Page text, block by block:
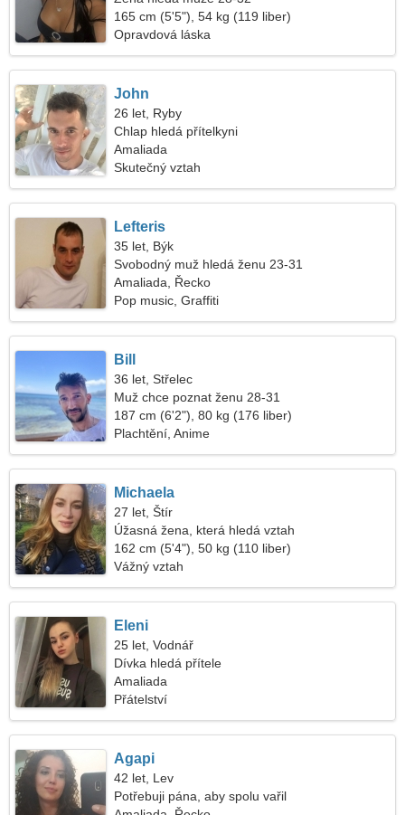
165 cm (5'5"), 54 kg (119 liber)
Opravdová láska
John
26 let, Ryby
Chlap hledá přítelkyni
Amaliada
Skutečný vztah
Lefteris
35 let, Býk
Svobodný muž hledá ženu 23-31
Amaliada, Řecko
Pop music, Graffiti
Bill
36 let, Střelec
Muž chce poznat ženu 28-31
187 cm (6'2"), 80 kg (176 liber)
Plachtění, Anime
Michaela
27 let, Štír
Úžasná žena, která hledá vztah
162 cm (5'4"), 50 kg (110 liber)
Vážný vztah
Eleni
25 let, Vodnář
Dívka hledá přítele
Amaliada
Přátelství
Agapi
42 let, Lev
Potřebuji pána, aby spolu vařil